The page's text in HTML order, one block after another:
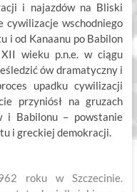
i najazdów na Bliski
cywilizacje wschodniego
i od Kanaanu po Babilon
wieku p.n.e. w ciągu
ów dramatyczny i
upadku cywilizacji
przyniósł na gruzach
i Babilonu – powstanie
i greckiej demokracji.
roku w Szczecinie.